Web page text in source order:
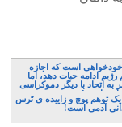
خودخواهی است که اجازه
رژیم ادامه حیات دهد، اما
به اتحاد با دیگر دموکراسی
نباشیم!
توهم پوچ و زاییده ی تَرس
آدمی است!